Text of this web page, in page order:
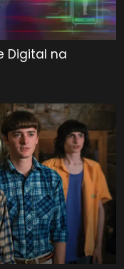
Digital na